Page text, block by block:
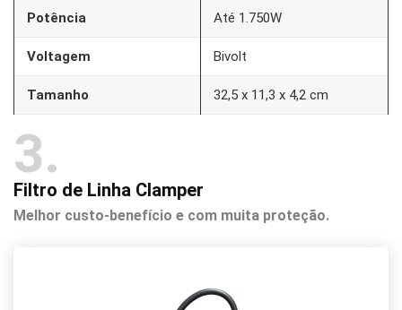
Potência Até 1.750W
Voltagem Bivolt
Tamanho ‎32,5 x 11,3 x 4,2 cm
3
Filtro de Linha Clamper
Melhor custo-benefício e com muita proteção.